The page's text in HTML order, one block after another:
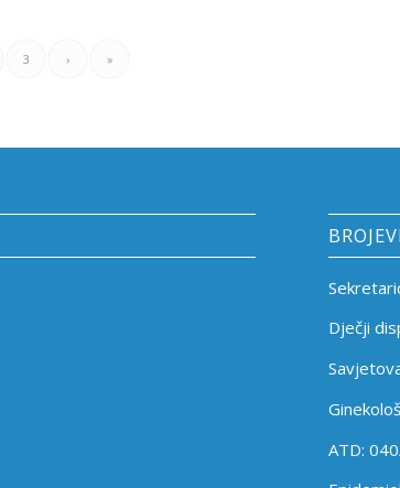
3 › »
Dječji
ATD: